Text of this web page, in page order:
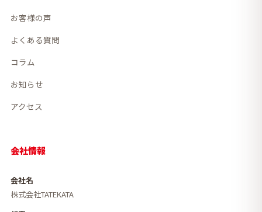
お客様の声
よくある質問
コラム
お知らせ
アクセス
会社情報
会社名
株式会社TATEKATA